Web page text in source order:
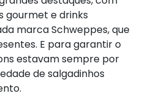
gourmet e drinks
marca Schweppes, que
E para garantir o
estavam sempre por
de salgadinhos